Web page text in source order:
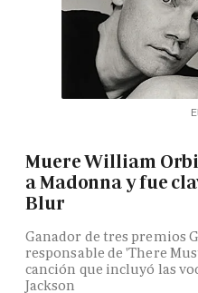
Muere William
a Madonna y fue
Blur
Ganador de tres premios
responsable de 'There
canción que incluyó las
Jackson